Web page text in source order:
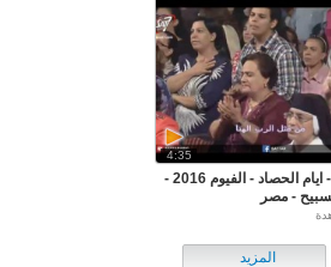
4:35
هللويات - ايام الحصاد - الفيوم 2016 -
- مصر
المزيد